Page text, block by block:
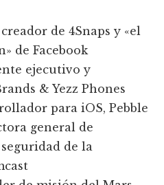
creador de 4Snaps y «el
de Facebook
ejecutivo y
& Yezz Phones
para iOS, Pebble
general de
de la